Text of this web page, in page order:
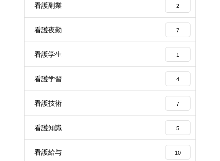
看護副業 2
看護夜勤 7
看護学生 1
看護学習 4
看護技術 7
看護知識 5
看護給与 10